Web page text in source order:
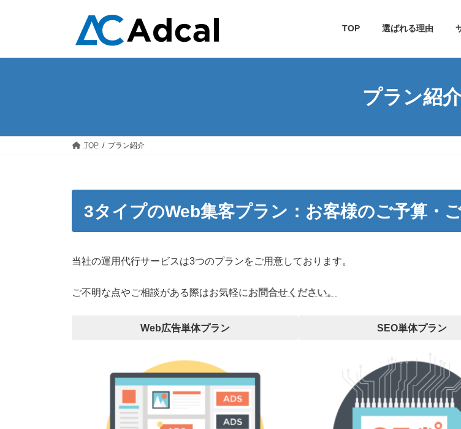
ツ
シ
TOP 選ばれる理由
プラン紹
TOP プラン紹介
3タイプのWeb集客プラン：お客様のご予算・
当社の運用代行サービスは3つのプランをご用意しております。
ご不明な点やご相談がある際はお気軽にお問合せください。
Web広告単体プラン SEO単体プラン